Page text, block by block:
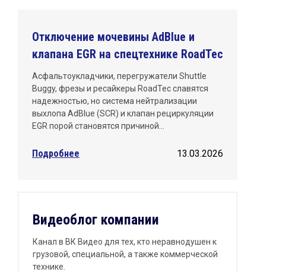
Отключение мочевины AdBlue и
клапана EGR на спецтехнике RoadTec
Асфальтоукладчики, перегружатели Shuttle
Buggy, фрезы и ресайкеры RoadTec славятся
надежностью, но система нейтрализации
выхлопа AdBlue (SCR) и клапан рециркуляции
EGR порой становятся причиной…
13.03.2026
Подробнее
Видеоблог компании
Канал в ВК Видео для тех, кто неравнодушен к
грузовой, специальной, а также коммерческой
технике.